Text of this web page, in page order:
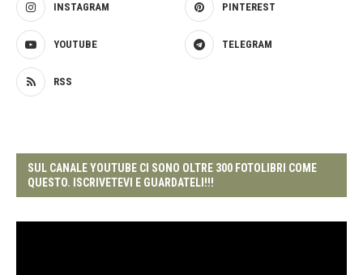
INSTAGRAM PINTEREST
YOUTUBE TELEGRAM
RSS
SUL CANALE YOUTUBE CI SONO OLTRE 300 FOTOLIBRI COME
QUESTO. ISCRIVETEVI E GUARDATELI!!!